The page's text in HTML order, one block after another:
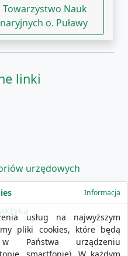
Informacja
usług na najwyższym
pliki cookies, które będą
w Państwa urządzeniu
Towarzystwo Nauk
o. Puławy
linki
urzędowych